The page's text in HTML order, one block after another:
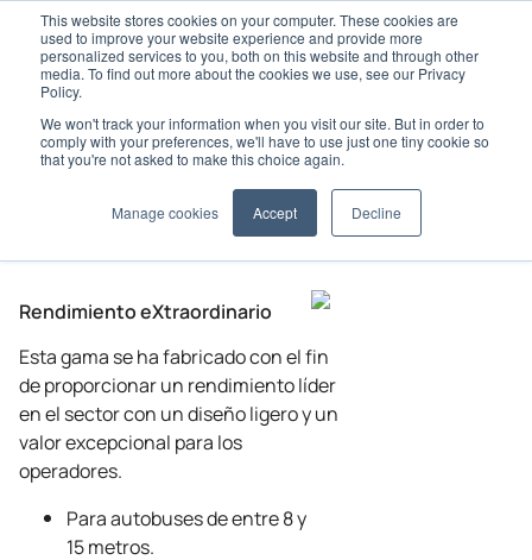
This website stores cookies on your computer. These cookies are
used to improve your website experience and provide more
personalized services to you, both on this website and through other
media. To find out more about the cookies we use, see our Privacy
Policy.
We won't track your information when you visit our site. But in order to
comply with your preferences, we'll have to use just one tiny cookie so
that you're not asked to make this choice again.
Manage cookies Accept Decline
Home HVAC para Autobús Serie X X-900
Rendimiento eXtraordinario
Esta gama se ha fabricado con el fin
de proporcionar un rendimiento líder
en el sector con un diseño ligero y un
valor excepcional para los
operadores.
Para autobuses de entre 8 y
15 metros.